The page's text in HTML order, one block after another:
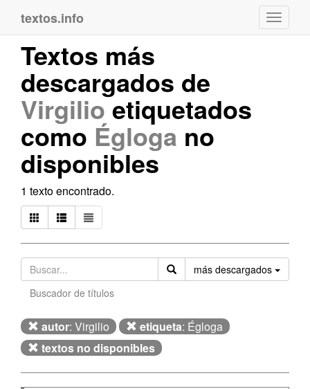
textos.info
Textos más
descargados de
Virgilioetiquetados
como Égloga no
disponibles
1 texto encontrado.
más descargados
Buscador de títulos
autor: Virgilio etiqueta: Égloga
textos no disponibles